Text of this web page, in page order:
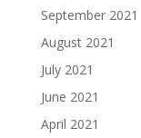
September 2021
August 2021
July 2021
June 2021
April 2021